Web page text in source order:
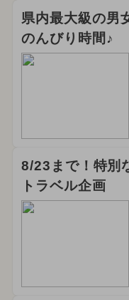
県内最大級の男
のんびり時間♪
8/23まで！特別
トラベル企画